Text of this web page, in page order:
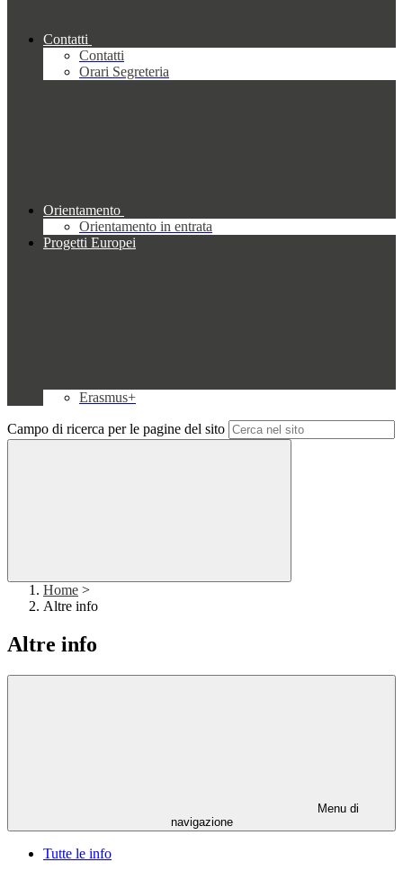
Contatti
Contatti
Orari Segreteria
Orientamento
Orientamento in entrata
Progetti Europei
Erasmus+
Campo di ricerca per le pagine del sito
Home >
Altre info
Altre info
Menu di
navigazione
Tutte le info